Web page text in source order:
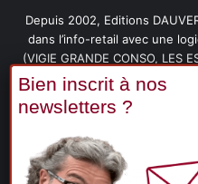
Depuis 2002, Editions
dans l’info-retail avec une
(VIGIE GRANDE CONSO, LES
livres (PENSER-CLIENT,
PRÉFÉRÉ DE VOS
PROMOFLASH, DRIVE
CONSO), podcasts (CAFÉ
vous êtes, ainsi que les
communauté de